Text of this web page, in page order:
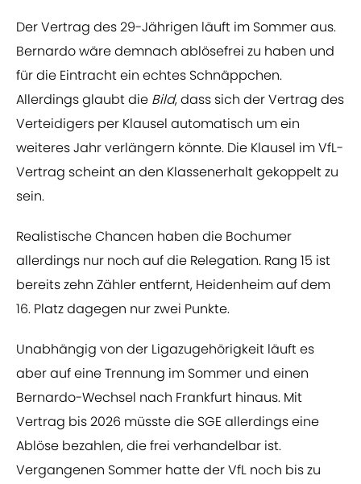
Der Vertrag des 29-Jährigen läuft im Sommer aus.
Bernardo wäre demnach ablösefrei zu haben und
für die Eintracht ein echtes Schnäppchen.
Allerdings glaubt die Bild, dass sich der Vertrag des
Verteidigers per Klausel automatisch um ein
weiteres Jahr verlängern könnte. Die Klausel im VfL-
Vertrag scheint an den Klassenerhalt gekoppelt zu
sein.
Realistische Chancen haben die Bochumer
allerdings nur noch auf die Relegation. Rang 15 ist
bereits zehn Zähler entfernt, Heidenheim auf dem
16. Platz dagegen nur zwei Punkte.
Unabhängig von der Ligazugehörigkeit läuft es
aber auf eine Trennung im Sommer und einen
Bernardo-Wechsel nach Frankfurt hinaus. Mit
Vertrag bis 2026 müsste die SGE allerdings eine
Ablöse bezahlen, die frei verhandelbar ist.
Vergangenen Sommer hatte der VfL noch bis zu